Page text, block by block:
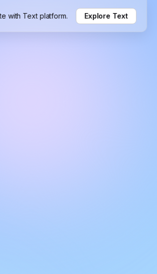
with Text platform. Explore Text